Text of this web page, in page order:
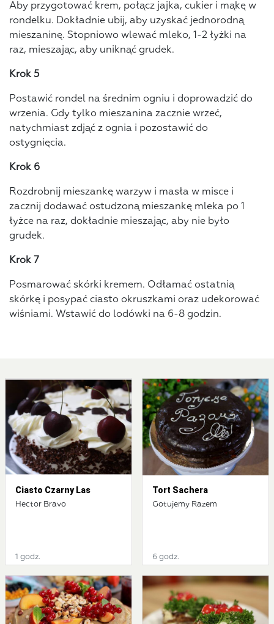
Aby przygotować krem, połącz jajka, cukier i mąkę w
rondelku. Dokładnie ubij, aby uzyskać jednorodną
mieszaninę. Stopniowo wlewać mleko, 1-2 łyżki na
raz, mieszając, aby uniknąć grudek.
Krok 5
Postawić rondel na średnim ogniu i doprowadzić do
wrzenia. Gdy tylko mieszanina zacznie wrzeć,
natychmiast zdjąć z ognia i pozostawić do
ostygnięcia.
Krok 6
Rozdrobnij mieszankę warzyw i masła w misce i
zacznij dodawać ostudzoną mieszankę mleka po 1
łyżce na raz, dokładnie mieszając, aby nie było
grudek.
Krok 7
Posmarować skórki kremem. Odłamać ostatnią
skórkę i posypać ciasto okruszkami oraz udekorować
wiśniami. Wstawić do lodówki na 6-8 godzin.
Ciasto Czarny Las
Hector Bravo
1 godz.
Tort Sachera
Gotujemy Razem
6 godz.